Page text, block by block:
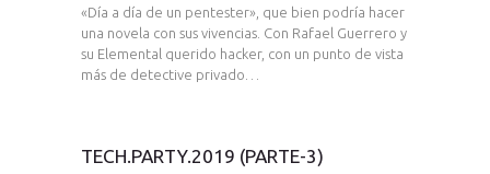
«Día a día de un pentester», que bien podría hacer
una novela con sus vivencias. Con Rafael Guerrero y
su Elemental querido hacker, con un punto de vista
más de detective privado…
TECH.PARTY.2019 (PARTE-3)